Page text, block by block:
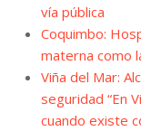
vía pública
Coquimbo:
materna como
Viña del Mar:
seguridad “En
cuando existe